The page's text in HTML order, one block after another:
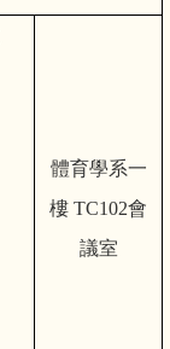
體育學系一
樓 TC102會
議室